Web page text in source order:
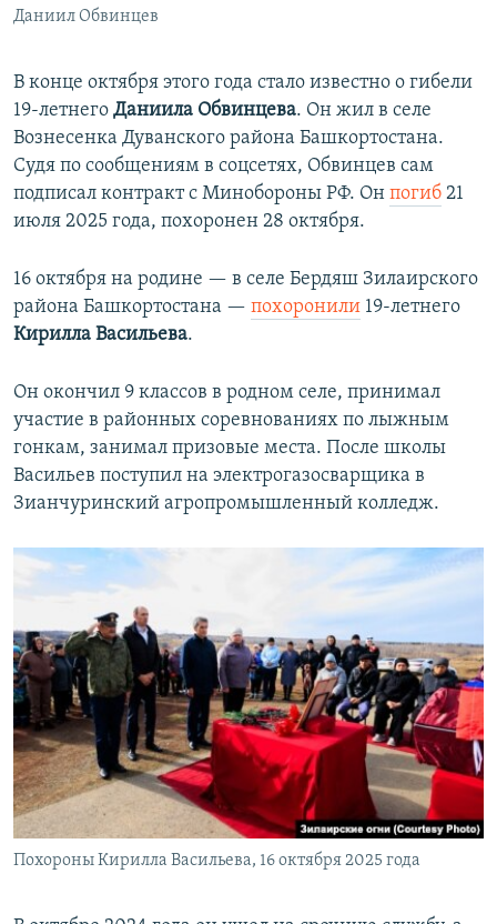
Даниил Обвинцев
В конце октября этого года стало известно о гибели
19-летнего Даниила Обвинцева. Он жил в селе
Вознесенка Дуванского района Башкортостана.
Судя по сообщениям в соцсетях, Обвинцев сам
подписал контракт с Минобороны РФ. Он погиб 21
июля 2025 года, похоронен 28 октября.
16 октября на родине — в селе Бердяш Зилаирского
района Башкортостана — похоронили 19-летнего
Кирилла Васильева.
Он окончил 9 классов в родном селе, принимал
участие в районных соревнованиях по лыжным
гонкам, занимал призовые места. После школы
Васильев поступил на электрогазосварщика в
Зианчуринский агропромышленный колледж.
Похороны Кирилла Васильева, 16 октября 2025 года